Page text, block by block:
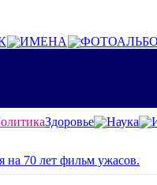
ИМЕНА
Здоровье Наука
на 70 лет фильм ужасов.